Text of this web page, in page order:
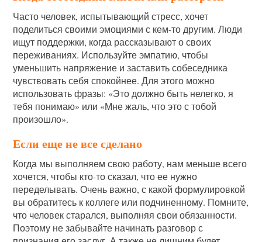
Часто человек, испытывающий стресс, хочет
поделиться своими эмоциями с кем-то другим. Люди
ищут поддержки, когда рассказывают о своих
переживаниях. Используйте эмпатию, чтобы
уменьшить напряжение и заставить собеседника
чувствовать себя спокойнее. Для этого можно
использовать фразы: «Это должно быть нелегко, я
тебя понимаю» или «Мне жаль, что это с тобой
произошло».
Если еще не все сделано
Когда мы выполняем свою работу, нам меньше всего
хочется, чтобы кто-то сказал, что ее нужно
переделывать. Очень важно, с какой формулировкой
вы обратитесь к коллеге или подчиненному. Помните,
что человек старался, выполняя свои обязанности.
Поэтому не забывайте начинать разговор с